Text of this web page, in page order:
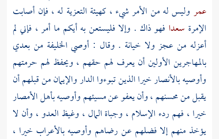
عمر وليس له من الأمر شيء ، كهيئة التعزية له ، فإن أصابت
الإمرة سعدا فهو ذاك . وإلا فليستعن به أيكم ما أمر ، فإني لم
أعزله من عجز ولا خيانة . وقال : أوصي الخليفة من بعدي
بالمهاجرين الأولين أن يعرف لهم حقهم ، ويحفظ لهم حرمتهم
وأوصيهبالأنصارخيرا الذين تبوءوا الدار والإيمان من قبلهم أن
يقبل من محسنهم ، وأن يعفو عن مسيئهم وأوصيه بأهل الأمصار
خيرا ، فهم ردء الإسلام ، وجباة المال ، وغيظ العدو ، وأن لا
يؤخذ منهم إلا فضلهم عن رضاهم وأوصيهبالأعراب خيرا ،